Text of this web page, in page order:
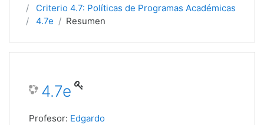
Criterio 4.7: Políticas de Programas Académicas
4.7e
Resumen
4.7e
Profesor: Edgardo